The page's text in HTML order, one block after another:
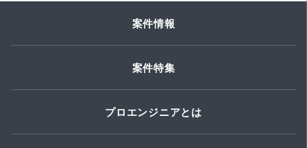
案件情報
案件特集
プロエンジニアとは